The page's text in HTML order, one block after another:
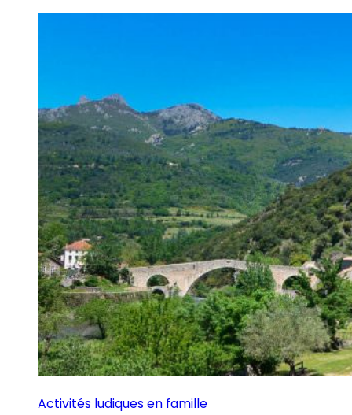
Activités ludiques en famille